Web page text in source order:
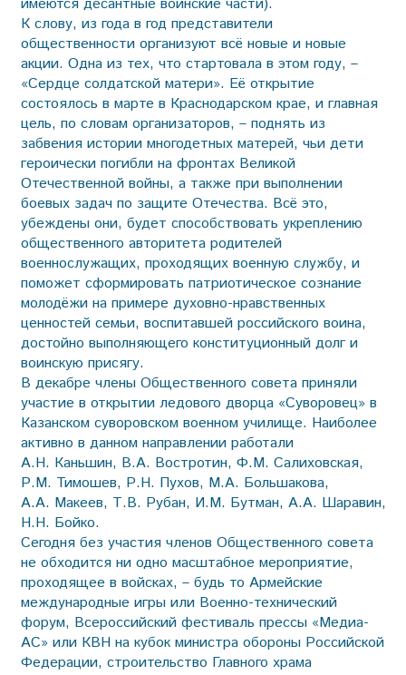
имеются десантные воинские части).
К слову, из года в год представители
общественности организуют всё новые и новые
акции. Одна из тех, что стартовала в этом году, –
«Сердце солдатской матери». Её открытие
состоялось в марте в Краснодарском крае, и главная
цель, по словам организаторов, – поднять из
забвения истории многодетных матерей, чьи дети
героически погибли на фронтах Великой
Отечественной войны, а также при выполнении
боевых задач по защите Отечества. Всё это,
убеждены они, будет способствовать укреплению
общественного авторитета родителей
военнослужащих, проходящих военную службу, и
поможет сформировать патриотическое сознание
молодёжи на примере духовно-нравственных
ценностей семьи, воспитавшей российского воина,
достойно выполняющего конституционный долг и
воинскую присягу.
В декабре члены Общественного совета приняли
участие в открытии ледового дворца «Суворовец» в
Казанском суворовском военном училище. Наиболее
активно в данном направлении работали
А.Н. Каньшин, В.А. Востротин, Ф.М. Салиховская,
Р.М. Тимошев, Р.Н. Пухов, М.А. Большакова,
А.А. Макеев, Т.В. Рубан, И.М. Бутман, А.А. Шаравин,
Н.Н. Бойко.
Сегодня без участия членов Общественного совета
не обходится ни одно масштабное мероприятие,
проходящее в войсках, – будь то Армейские
международные игры или Военно-технический
форум, Всероссийский фестиваль прессы «Медиа-
АС» или КВН на кубок министра обороны Российской
Федерации, строительство Главного храма